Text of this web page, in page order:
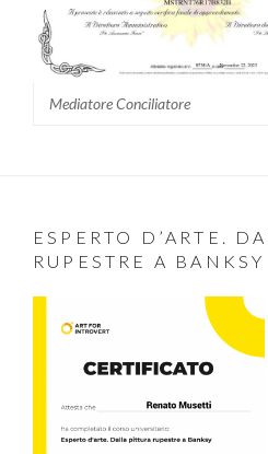
Mediatore Conciliatore
ESPERTO D’ARTE.
RUPESTRE A BANKSY